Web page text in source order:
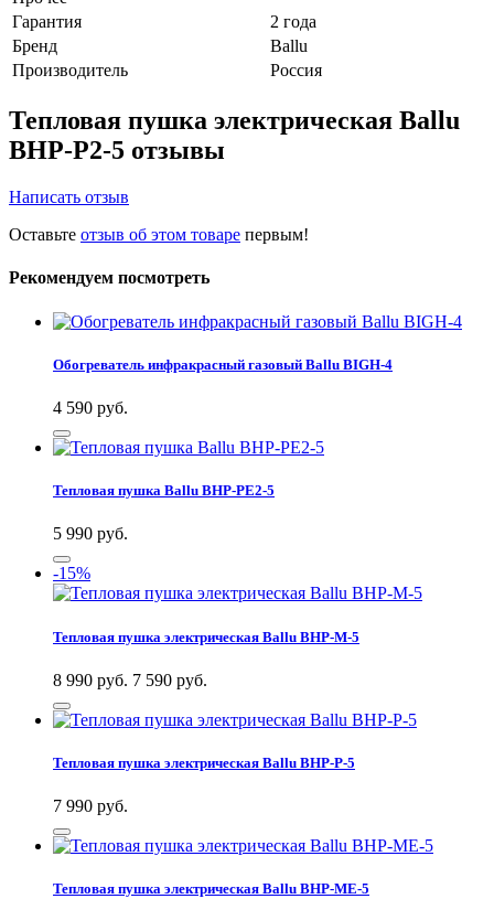
Гарантия
2 года
Бренд
Ballu
Производитель
Россия
Тепловая пушка электрическая Ballu
BHP-P2-5 отзывы
Написать отзыв
Оставьте отзыв об этом товаре первым!
Рекомендуем посмотреть
Обогреватель инфракрасный газовый Ballu BIGH-4
4 590 руб.
Тепловая пушка Ballu BHP-PE2-5
5 990 руб.
-15%
Тепловая пушка электрическая Ballu BHP-M-5
8 990 руб. 7 590 руб.
Тепловая пушка электрическая Ballu BHP-P-5
7 990 руб.
Тепловая пушка электрическая Ballu BHP-ME-5